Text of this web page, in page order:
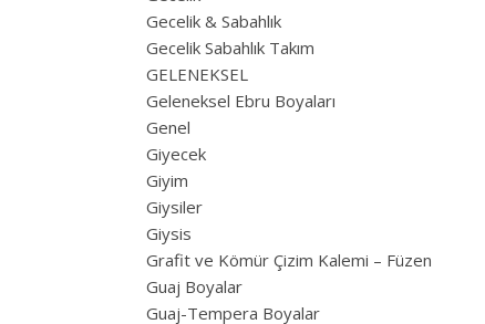
Gecelik & Sabahlık
Gecelik Sabahlık Takım
GELENEKSEL
Geleneksel Ebru Boyaları
Genel
Giyecek
Giyim
Giysiler
Giysis
Grafit ve Kömür Çizim Kalemi – Füzen
Guaj Boyalar
Guaj-Tempera Boyalar